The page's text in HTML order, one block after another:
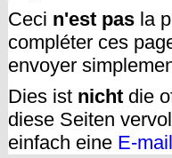
Ceci n'est pas la
compléter ces
envoyer
Dies ist nicht die
diese Seiten
einfach eine E-mail